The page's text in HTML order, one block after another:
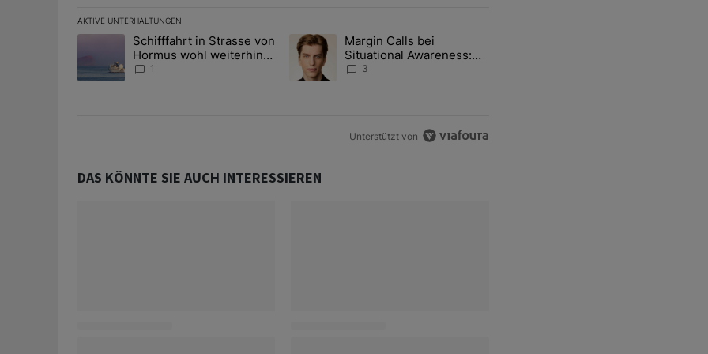
AKTIVE UNTERHALTUNGEN
Das Folgende ist eine Liste der am meisten kommentierten Artikel der letzten 7 days.
Ein Trendartikel mit dem Titel "Schifffahrt in Strasse von Hormus wohl weiterhin massiv gestört" mit 1 kommentar.
Schifffahrt in Strasse von
Hormus wohl weiterhin
massiv gestört
1
Ein Trendartikel mit dem Titel "Margin Calls bei Situational Awareness: Alles
Margin Calls bei
Situational Awareness:
Alles über den Retter-
3
Unterstützt von
DAS KÖNNTE SIE AUCH INTERESSIEREN